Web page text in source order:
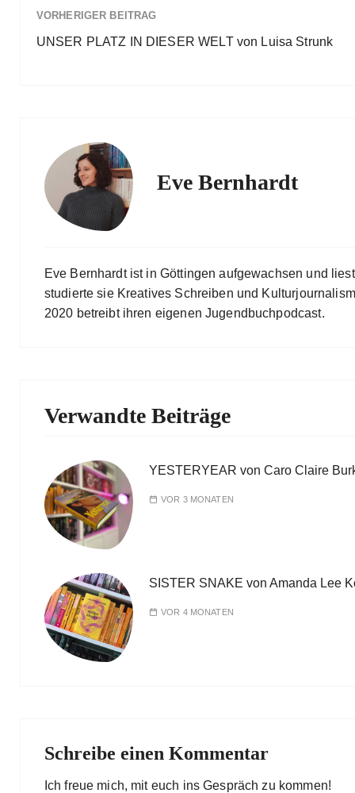
VORHERIGER BEITRAG
UNSER PLATZ IN DIESER WELT von Luisa Strunk
Eve Bernhardt
Eve Bernhardt ist in Göttingen aufgewachsen und
studierte sie Kreatives Schreiben und
2020 betreibt ihren eigenen Jugendbuchpodcast.
Verwandte Beiträge
YESTERYEAR von Caro Claire
VOR 3 MONATEN
SISTER SNAKE von Amanda Lee
VOR 4 MONATEN
Schreibe einen Kommentar
Ich freue mich, mit euch ins Gespräch zu kommen!